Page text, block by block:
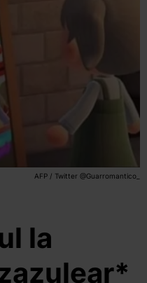
AFP / Twitter @Guarromantico_
la